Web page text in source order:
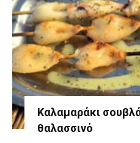
Καλαμαράκι
θαλασσινό